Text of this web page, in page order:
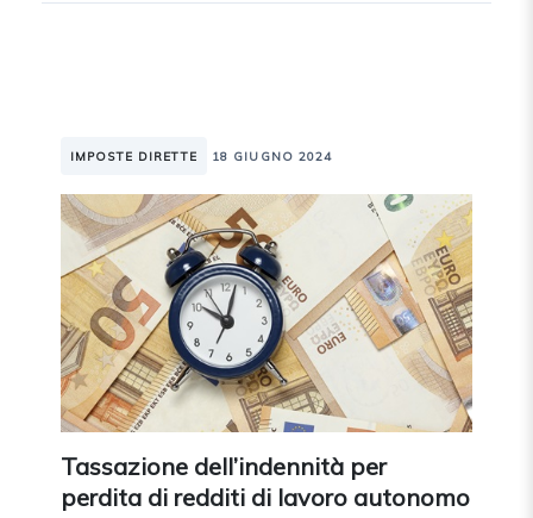
IMPOSTE DIRETTE 18 GIUGNO 2024
Tassazione dell’indennità per
perdita di redditi di lavoro autonomo